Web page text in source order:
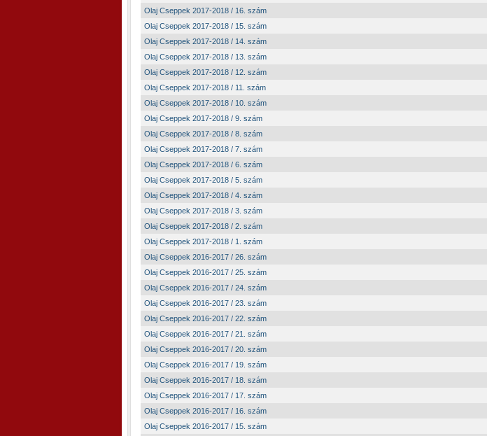
Olaj Cseppek 2017-2018 / 16. szám
Olaj Cseppek 2017-2018 / 15. szám
Olaj Cseppek 2017-2018 / 14. szám
Olaj Cseppek 2017-2018 / 13. szám
Olaj Cseppek 2017-2018 / 12. szám
Olaj Cseppek 2017-2018 / 11. szám
Olaj Cseppek 2017-2018 / 10. szám
Olaj Cseppek 2017-2018 / 9. szám
Olaj Cseppek 2017-2018 / 8. szám
Olaj Cseppek 2017-2018 / 7. szám
Olaj Cseppek 2017-2018 / 6. szám
Olaj Cseppek 2017-2018 / 5. szám
Olaj Cseppek 2017-2018 / 4. szám
Olaj Cseppek 2017-2018 / 3. szám
Olaj Cseppek 2017-2018 / 2. szám
Olaj Cseppek 2017-2018 / 1. szám
Olaj Cseppek 2016-2017 / 26. szám
Olaj Cseppek 2016-2017 / 25. szám
Olaj Cseppek 2016-2017 / 24. szám
Olaj Cseppek 2016-2017 / 23. szám
Olaj Cseppek 2016-2017 / 22. szám
Olaj Cseppek 2016-2017 / 21. szám
Olaj Cseppek 2016-2017 / 20. szám
Olaj Cseppek 2016-2017 / 19. szám
Olaj Cseppek 2016-2017 / 18. szám
Olaj Cseppek 2016-2017 / 17. szám
Olaj Cseppek 2016-2017 / 16. szám
Olaj Cseppek 2016-2017 / 15. szám